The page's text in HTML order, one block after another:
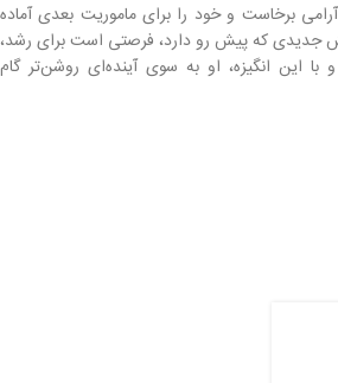
آرامی برخاست و خود را برای ماموریت بعدی آماده
جدیدی که پیش رو دارد، فرصتی است برای رشد،
این انگیزه، او به سوی آینده‌ای روشن‌تر گام